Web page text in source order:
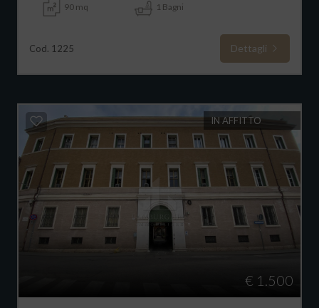
90 mq 1 Bagni
Cod. 1225 Dettagli
IN AFFITTO
€ 1.500